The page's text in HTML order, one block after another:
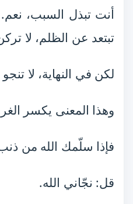
أنت تبذل السبب،
تبتعد عن الظلم، لا
لكن في النهاية، لا تنجو
وهذا المعنى يكسر
فإذا سلّمك الله من
قل: نجّاني الله.